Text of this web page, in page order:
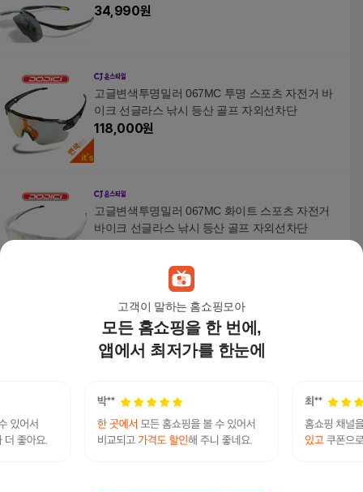
고객이 말하는 홈쇼핑모아
모든 홈쇼핑을 한 번에,
앱에서 최저가를 한눈에
34,990원
고글변색투명밀러 067MC 투명 스포츠 자전거 바
이크 선글라스 낚시 등산 골프 자외선차단
118,000원
고글변색투명밀러 067MC 화이트 스포츠 자전거
바이크 선글라스 낚시 등산 골프 자외선차단
아디다스 스포츠 고글 조닉 에어로 AD06-1600
290,000 원
폭스라이더 K261 블랙/레드 스포츠고글/자전거고